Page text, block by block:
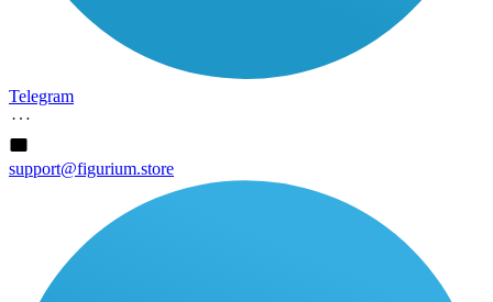
Telegram
support@figurium.store